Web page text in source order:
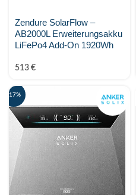
Zendure SolarFlow –
AB2000L Erweiterungsakku
LiFePo4 Add-On 1920Wh
513 €
-17%